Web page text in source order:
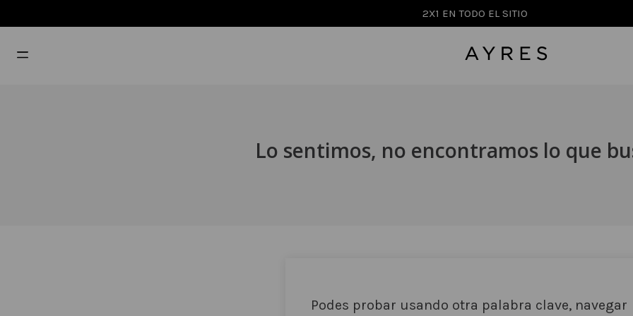
2X1 EN TODO EL SITIO
Lo sentimos, no encontramos lo que
Podes probar usando otra palabra clave, navegar